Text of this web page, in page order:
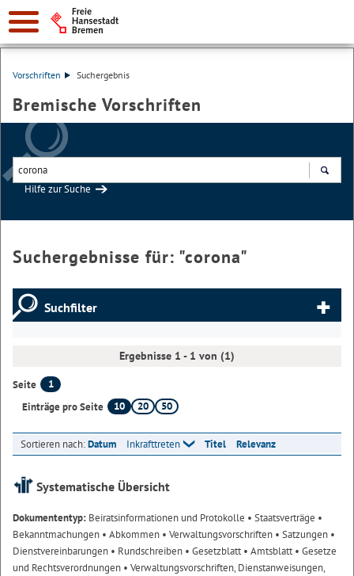
Vorschriften Suchergebnis
Bremische Vorschriften
Hilfe zur Suche
Suchergebnisse für: "corona"
Suchfilter
Ergebnisse 1 - 1 von (1)
Seite
1
Einträge pro Seite
10 20 50
Sortieren nach:Datum Inkrafttreten Titel Relevanz
Systematische Übersicht
Dokumententyp: Beiratsinformationen und Protokolle • Staatsverträge •
Bekanntmachungen • Abkommen • Verwaltungsvorschriften • Satzungen •
Dienstvereinbarungen • Rundschreiben • Gesetzblatt• Amtsblatt• Gesetze
und Rechtsverordnungen • Verwaltungsvorschriften, Dienstanweisungen,